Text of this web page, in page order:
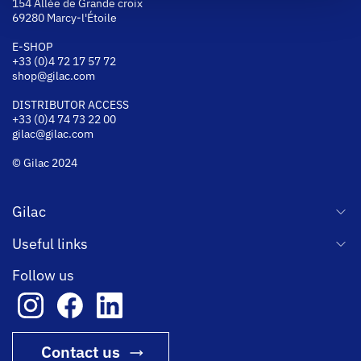
154 Allée de Grande croix
69280 Marcy-l'Étoile
E-SHOP
+33 (0)4 72 17 57 72
shop@gilac.com
DISTRIBUTOR ACCESS
+33 (0)4 74 73 22 00
gilac@gilac.com
© Gilac 2024
Gilac
Useful links
Follow us
Contact us